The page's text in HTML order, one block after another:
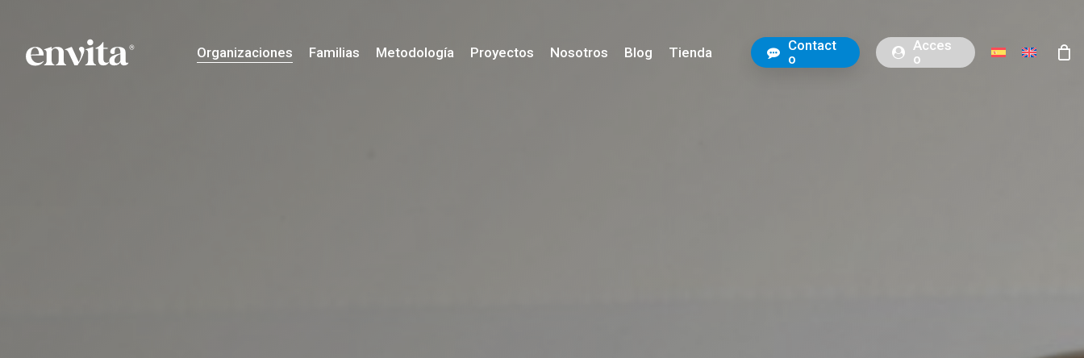
main
Organizaciones Familias Metodología Proyectos Nosotros Blog Tienda Contact
o
Acces
o